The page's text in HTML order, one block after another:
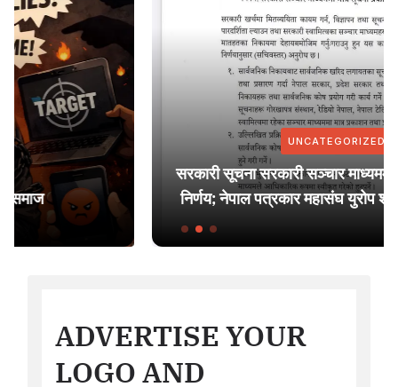
UNCATEGORIZED
सरकारी सूचना सरकारी सञ्चार माध्यममा मात्र प्रकाशन गर्ने
निर्णय; नेपाल पत्रकार महासंघ युरोप शाखाद्वारा ध्यानाकर्षण
ADVERTISE YOUR
LOGO AND